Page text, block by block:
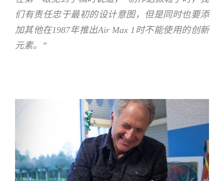
们有责任忠于最初的设计意图，但是同时也要添
加其他在1987年推出Air Max 1时不能使用的创新
元素。”